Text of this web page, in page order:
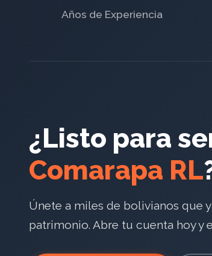
Años de Experiencia
¿Listo para
Comarapa RL
Únete a miles de bolivianos que
patrimonio. Abre tu cuenta hoy y